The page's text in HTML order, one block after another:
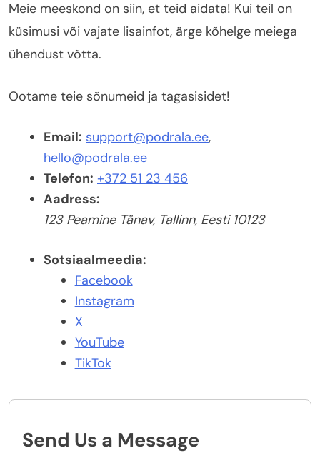
Meie meeskond on siin, et teid aidata! Kui teil on
küsimusi või vajate lisainfot, ärge kõhelge meiega
ühendust võtta.
Ootame teie sõnumeid ja tagasisidet!
Email: support@podrala.ee,
hello@podrala.ee
Telefon: +372 51 23 456
Aadress:
123 Peamine Tänav, Tallinn, Eesti 10123
Sotsiaalmeedia:
Facebook
Instagram
X
YouTube
TikTok
Send Us a Message